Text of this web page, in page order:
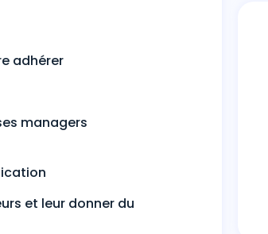
adhérer
managers
et leur donner du